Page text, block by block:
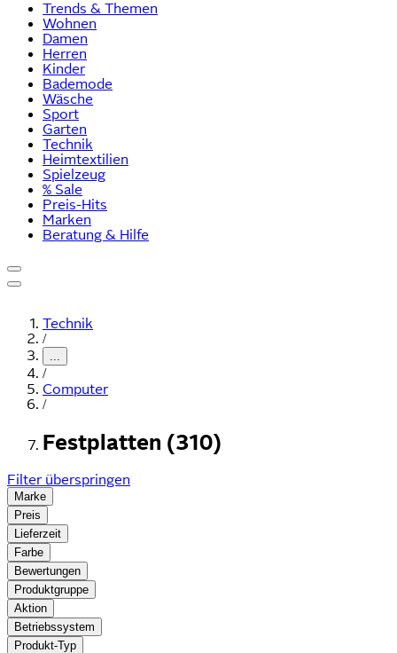
Trends & Themen
Wohnen
Damen
Herren
Kinder
Bademode
Wäsche
Sport
Garten
Technik
Heimtextilien
Spielzeug
% Sale
Preis-Hits
Marken
Beratung & Hilfe
Technik
/
...
/
Computer
/
Festplatten (310)
Filter überspringen
Marke
Preis
Lieferzeit
Farbe
Bewertungen
Produktgruppe
Aktion
Betriebssystem
Produkt-Typ